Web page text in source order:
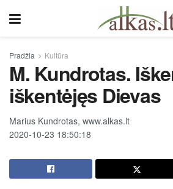
Pradžia Kultūra
M. Kundrotas.
iškentėjęs Dievas
Marius Kundrotas, www.alkas.lt
2020-10-23 18:50:18